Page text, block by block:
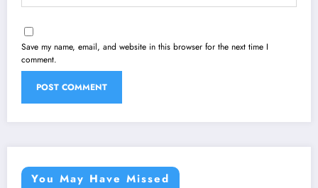
Save my name, email, and website in this browser for the next time I
comment.
You May Have Missed